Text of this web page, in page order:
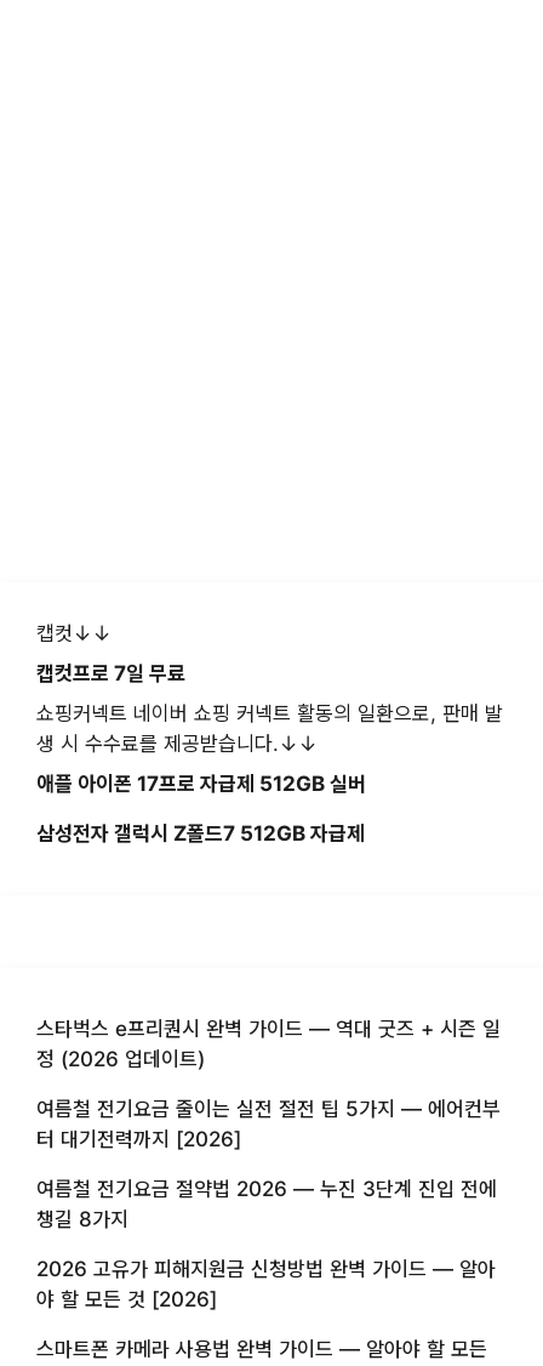
캡컷↓↓
캡컷프로 7일 무료
쇼핑커넥트 네이버 쇼핑 커넥트 활동의 일환으로, 판매 발
생 시 수수료를 제공받습니다.↓↓
애플 아이폰 17프로 자급제 512GB 실버
삼성전자 갤럭시 Z폴드7 512GB 자급제
스타벅스 e프리퀀시 완벽 가이드 — 역대 굿즈 + 시즌 일
정 (2026 업데이트)
여름철 전기요금 줄이는 실전 절전 팁 5가지 — 에어컨부
터 대기전력까지 [2026]
여름철 전기요금 절약법 2026 — 누진 3단계 진입 전에
챙길 8가지
2026 고유가 피해지원금 신청방법 완벽 가이드 — 알아
야 할 모든 것 [2026]
스마트폰 카메라 사용법 완벽 가이드 — 알아야 할 모든